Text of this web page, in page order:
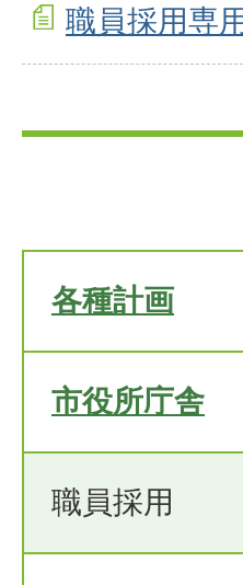
職員採用専
各種計画
市役所庁舎
職員採用